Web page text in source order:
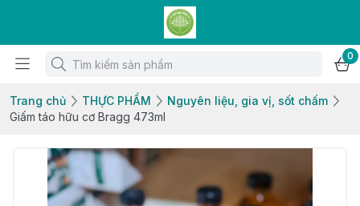
0
Trang chủ THỰC PHẨM
Nguyên liệu, gia vị, sốt chấm
Giấm táo hữu cơ Bragg 473ml